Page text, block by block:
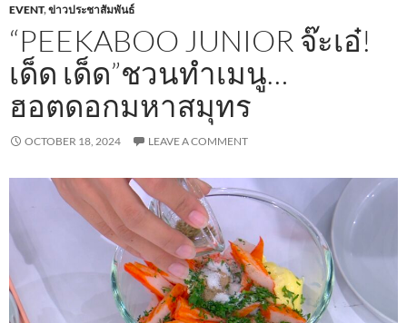
EVENT,ข่าวประชาสัมพันธ์
“PEEKABOO JUNIOR จ๊ะเอ๋!
เด็ด เด็ด”ชวนทำเมนู…
ฮอตดอกมหาสมุทร
OCTOBER 18, 2024 LEAVE A COMMENT